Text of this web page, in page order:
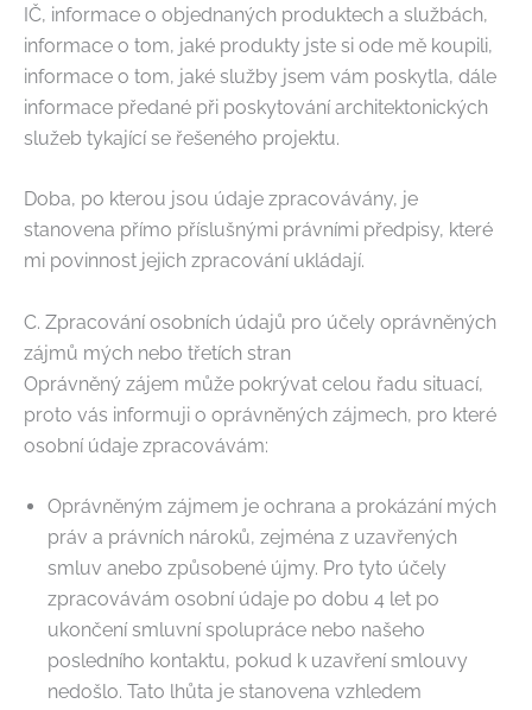
IČ, informace o objednaných produktech a službách,
informace o tom, jaké produkty jste si ode mě koupili,
informace o tom, jaké služby jsem vám poskytla, dále
informace předané při poskytování architektonických
služeb tykající se řešeného projektu.
Doba, po kterou jsou údaje zpracovávány, je
stanovena přímo příslušnými právními předpisy, které
mi povinnost jejich zpracování ukládají.
C. Zpracování osobních údajů pro účely oprávněných
zájmů mých nebo třetích stran
Oprávněný zájem může pokrývat celou řadu situací,
proto vás informuji o oprávněných zájmech, pro které
osobní údaje zpracovávám:
Oprávněným zájmem je ochrana a prokázání mých
práv a právních nároků, zejména z uzavřených
smluv anebo způsobené újmy. Pro tyto účely
zpracovávám osobní údaje po dobu 4 let po
ukončení smluvní spolupráce nebo našeho
posledního kontaktu, pokud k uzavření smlouvy
nedošlo. Tato lhůta je stanovena vzhledem